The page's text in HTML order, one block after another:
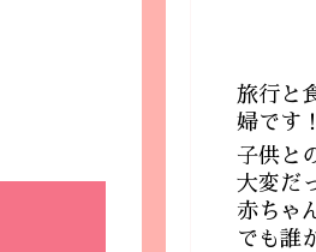
旅行と
婦です！
子供と
大変だ
赤ちゃ
でも誰